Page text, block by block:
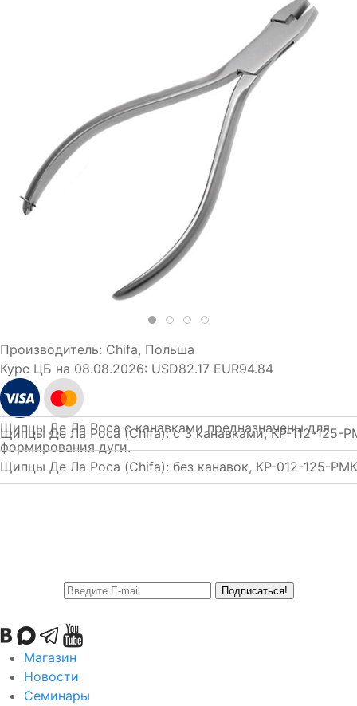
Производитель: Chifa, Польша
Курс ЦБ на 08.08.2026: USD82.17 EUR94.84
Щипцы Де Ла Роса с канавками предназначены для
формирования дуги.
Щипцы Де Ла Роса (Chifa): с 3 канавками, КР-112-125-
Щипцы Де Ла Роса (Chifa): без канавок, КР-012-125-РМК
Подписаться!
Магазин
Новости
Семинары